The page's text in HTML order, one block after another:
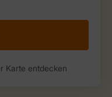
Karte entdecken